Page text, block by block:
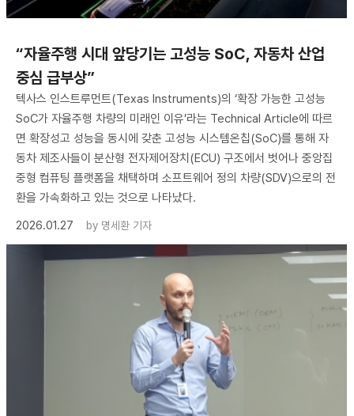
“자율주행 시대 앞당기는 고성능 SoC, 자동차 산업
중심 급부상”
텍사스 인스트루먼트(Texas Instruments)의 ‘확장 가능한 고성능
SoC가 자율주행 차량의 미래인 이유’라는 Technical Article에 따르
면 확장성고 성능을 동시에 갖춘 고성능 시스템온칩(SoC)를 통해 자
동차 제조사들이 분산형 전자제어장치(ECU) 구조에서 벗어나 중앙집
중형 컴퓨팅 플랫폼을 채택하며 소프트웨어 정의 차량(SDV)으로의 전
환을 가속화하고 있는 것으로 나타났다.
2026.01.27
by 명세환 기자